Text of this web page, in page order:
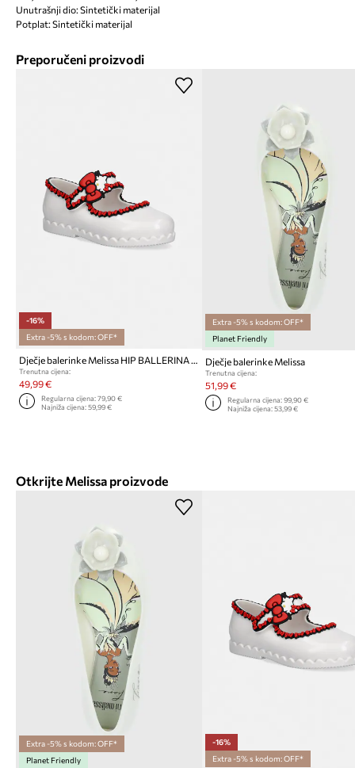
Unutrašnji dio: Sintetički materijal
Potplat: Sintetički materijal
Preporučeni proizvodi
-16%
Extra -5% s kodom: OFF*
Dječje balerinke Melissa HIP BALLERINA + HELLO
Trenutna cijena:
49,99 €
Regularna cijena:79,90 €
Najniža cijena:59,99 €
Extra -5% s kodom: OFF*
Planet Friendly
Dječje balerinke Melissa
Trenutna cijena:
51,99 €
Regularna cijena: 99,90 €
Najniža cijena: 53,99 €
Otkrijte Melissa proizvode
Extra -5% s kodom: OFF*
Planet Friendly
-16%
Extra -5% s kodom: OFF*